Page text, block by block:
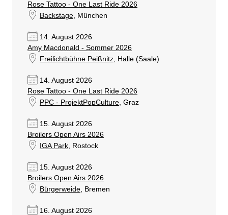
Rose Tattoo - One Last Ride 2026
Backstage, München
14. August 2026
Amy Macdonald - Sommer 2026
Freilichtbühne Peißnitz, Halle (Saale)
14. August 2026
Rose Tattoo - One Last Ride 2026
PPC - ProjektPopCulture, Graz
15. August 2026
Broilers Open Airs 2026
IGA Park, Rostock
15. August 2026
Broilers Open Airs 2026
Bürgerweide, Bremen
16. August 2026